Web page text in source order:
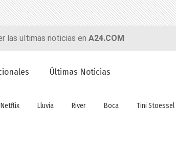
las ultimas noticias en A24.COM
Últimas Noticias
Netflix Lluvia River Boca Tini Stoessel